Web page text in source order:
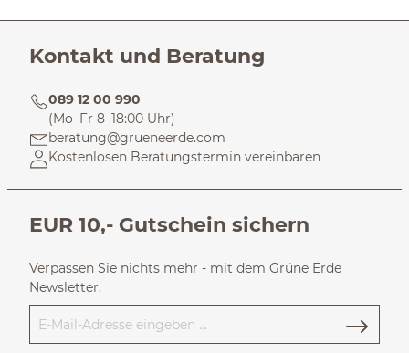
Kontakt und Beratung
089 12 00 990
(Mo–Fr 8–18:00 Uhr)
beratung@grueneerde.com
Kostenlosen Beratungstermin vereinbaren
EUR 10,- Gutschein sichern
Verpassen Sie nichts mehr - mit dem Grüne Erde
Newsletter.